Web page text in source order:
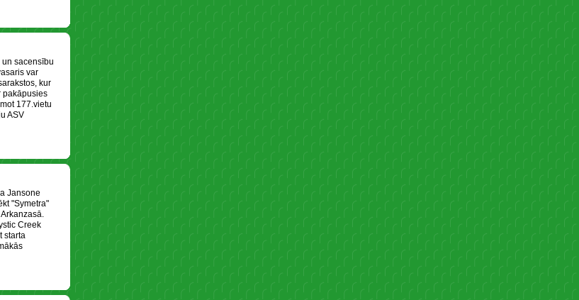
sacensību
var
kur
pakāpusies
177.vietu
ASV
Jansone
"Symetra"
Creek
starta